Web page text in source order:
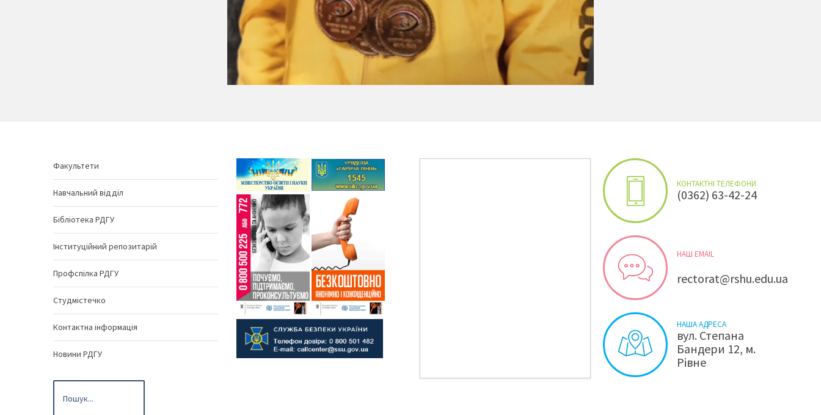
Факультети
Навчальний відділ
Бібліотека РДГУ
Інституційний репозитарій
Профспілка РДГУ
Студмістечко
Контактна інформація
Новини РДГУ
КОНТАКТНІ ТЕЛЕФОНИ
(0362) 63-42-24
НАШ EMAIL
rectorat@rshu.edu.ua
НАША АДРЕСА
вул. Степана
Бандери 12, м.
Рівне